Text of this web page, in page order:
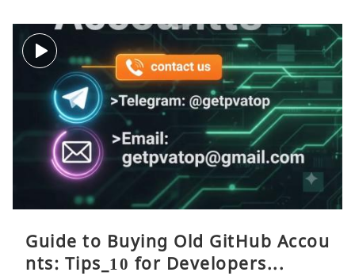
Guide to Buying Old GitHub Accou
nts: Tips_10 for Developers...